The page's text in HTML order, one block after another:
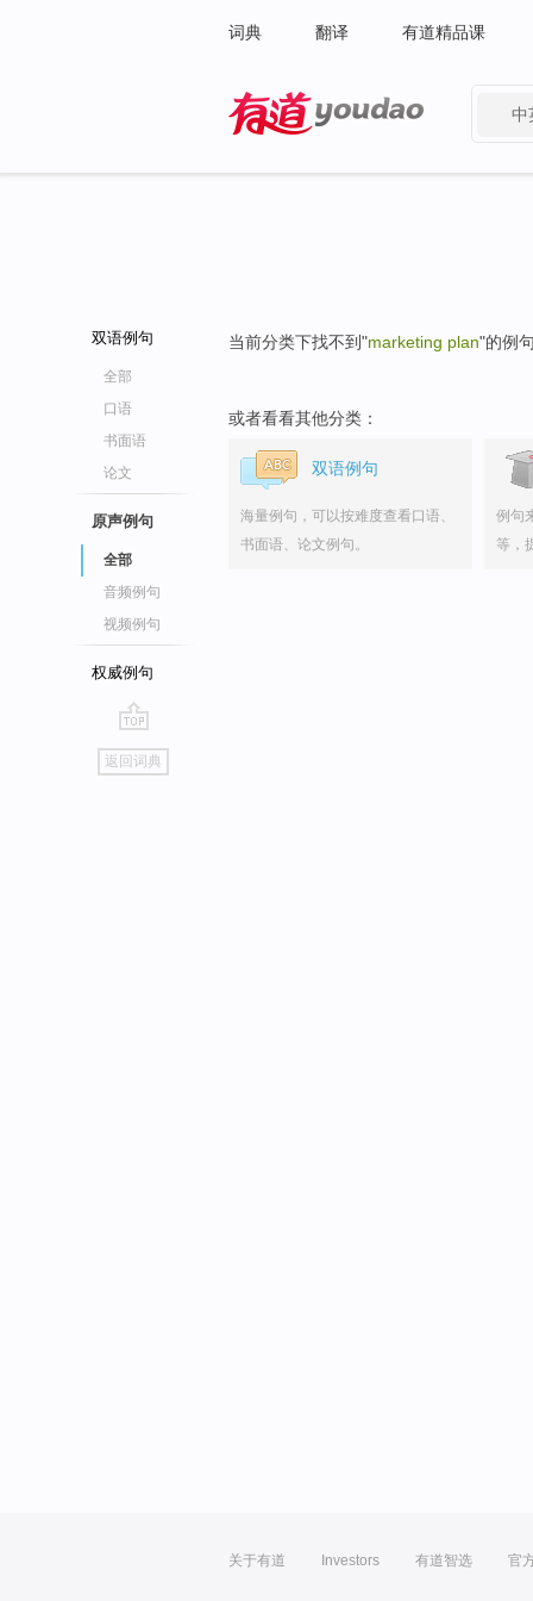
词典 翻译 有道精品课
中
双语例句
全部
口语
书面语
论文
原声例句
全部
音频例句
视频例句
权威例句
go
top
返回词典
当前分类下找不到"marketing plan"的例句
或者看看其他分类：
双语例句
海量例句，可以按难度查看口语、
书面语、论文例句。
例句
等，
关于有道 Investors 有道智选 官